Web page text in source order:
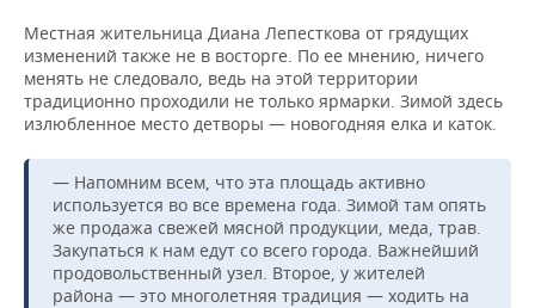
Местная жительница Диана Лепесткова от грядущих
изменений также не в восторге. По ее мнению, ничего
менять не следовало, ведь на этой территории
традиционно проходили не только ярмарки. Зимой здесь
излюбленное место детворы — новогодняя елка и каток.
— Напомним всем, что эта площадь активно
используется во все времена года. Зимой там опять
же продажа свежей мясной продукции, меда, трав.
Закупаться к нам едут со всего города. Важнейший
продовольственный узел. Второе, у жителей
района — это многолетняя традиция — ходить на